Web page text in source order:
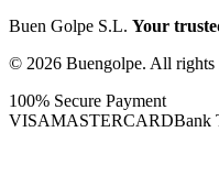
Buen Golpe S.L. Your
© 2026 Buengolpe. All rights
100% Secure Payment
VISAMASTERCARDBank